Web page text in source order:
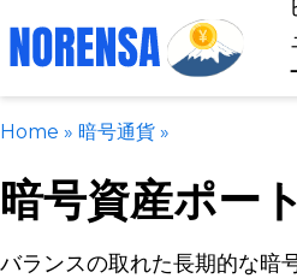
Home » 暗号通貨 »
暗号資産ポー
バランスの取れた長期的な暗